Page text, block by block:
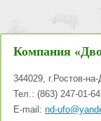
Компания
344029, г.Ростов-
Тел.: (863) 247-01-64
E-mail: nd-